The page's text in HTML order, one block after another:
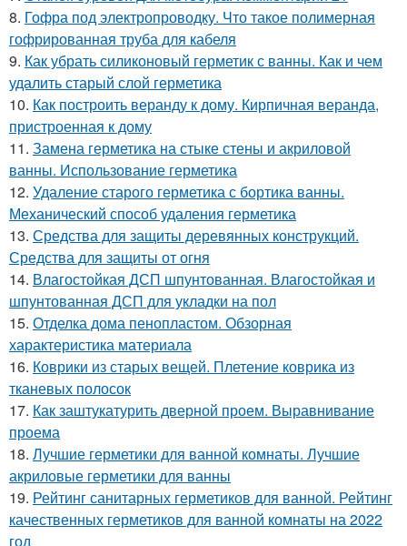
8. Гофра под электропроводку. Что такое полимерная
гофрированная труба для кабеля
9. Как убрать силиконовый герметик с ванны. Как и чем
удалить старый слой герметика
10. Как построить веранду к дому. Кирпичная веранда,
пристроенная к дому
11. Замена герметика на стыке стены и акриловой
ванны. Использование герметика
12. Удаление старого герметика с бортика ванны.
Механический способ удаления герметика
13. Средства для защиты деревянных конструкций.
Средства для защиты от огня
14. Влагостойкая ДСП шпунтованная. Влагостойкая и
шпунтованная ДСП для укладки на пол
15. Отделка дома пенопластом. Обзорная
характеристика материала
16. Коврики из старых вещей. Плетение коврика из
тканевых полосок
17. Как заштукатурить дверной проем. Выравнивание
проема
18. Лучшие герметики для ванной комнаты. Лучшие
акриловые герметики для ванны
19. Рейтинг санитарных герметиков для ванной. Рейтинг
качественных герметиков для ванной комнаты на 2022
год